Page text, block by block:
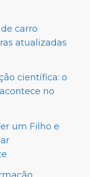
carro
atualizadas
científica: o
no
um Filho e